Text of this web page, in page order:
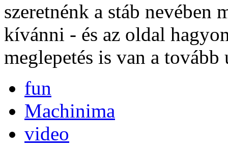
szeretnénk a stáb
kívánni - és az oldal
meglepetés is van a tovább
fun
Machinima
video